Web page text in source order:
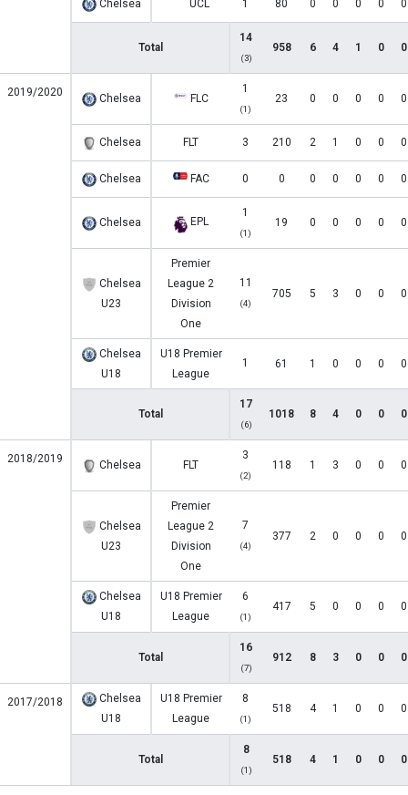
Chelsea UCL 1 80 0 0 0 0 0
Total
14
(3)
958 6 4 1 0 0
2019/2020 Chelsea FLC
1
(1)
23 0 0 0 0 0
Chelsea FLT 3 210 2 1 0 0 0
Chelsea FAC 0 0 0 0 0 0 0
Chelsea EPL
1
(1)
19 0 0 0 0 0
Chelsea
U23
Premier
League 2
Division
One
11
(4)
705 5 3 0 0 0
Chelsea
U18
U18 Premier
League
1 61 1 0 0 0 0
Total
17
(6)
1018 8 4 0 0 0
2018/2019 Chelsea FLT
3
(2)
118 1 3 0 0 0
Chelsea
U23
Premier
League 2
Division
One
7
(4)
377 2 0 0 0 0
Chelsea
U18
U18 Premier
League
6
(1)
417 5 0 0 0 0
Total
16
(7)
912 8 3 0 0 0
2017/2018
Chelsea
U18
U18 Premier
League
8
(1)
518 4 1 0 0 0
Total
8
(1)
518 4 1 0 0 0